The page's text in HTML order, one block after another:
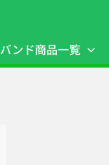
バンド商品一覧